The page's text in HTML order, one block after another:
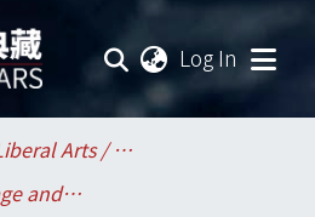
Log In
College of Liberal Arts / 文學院
Japanese Language and Literature / 日本語文學系